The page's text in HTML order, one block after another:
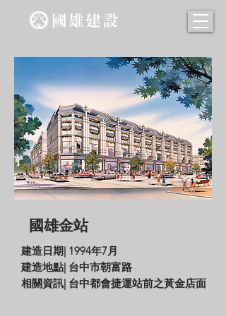
國雄金站
建造日期| 1994年7月
建造地點| 台中市朝富路
​相關資訊| 台中都會捷運站前之黃金店面